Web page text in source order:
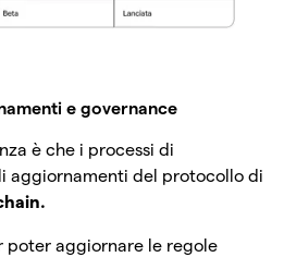
e governance
è che i processi di
aggiornamenti del protocollo di
poter aggiornare le regole